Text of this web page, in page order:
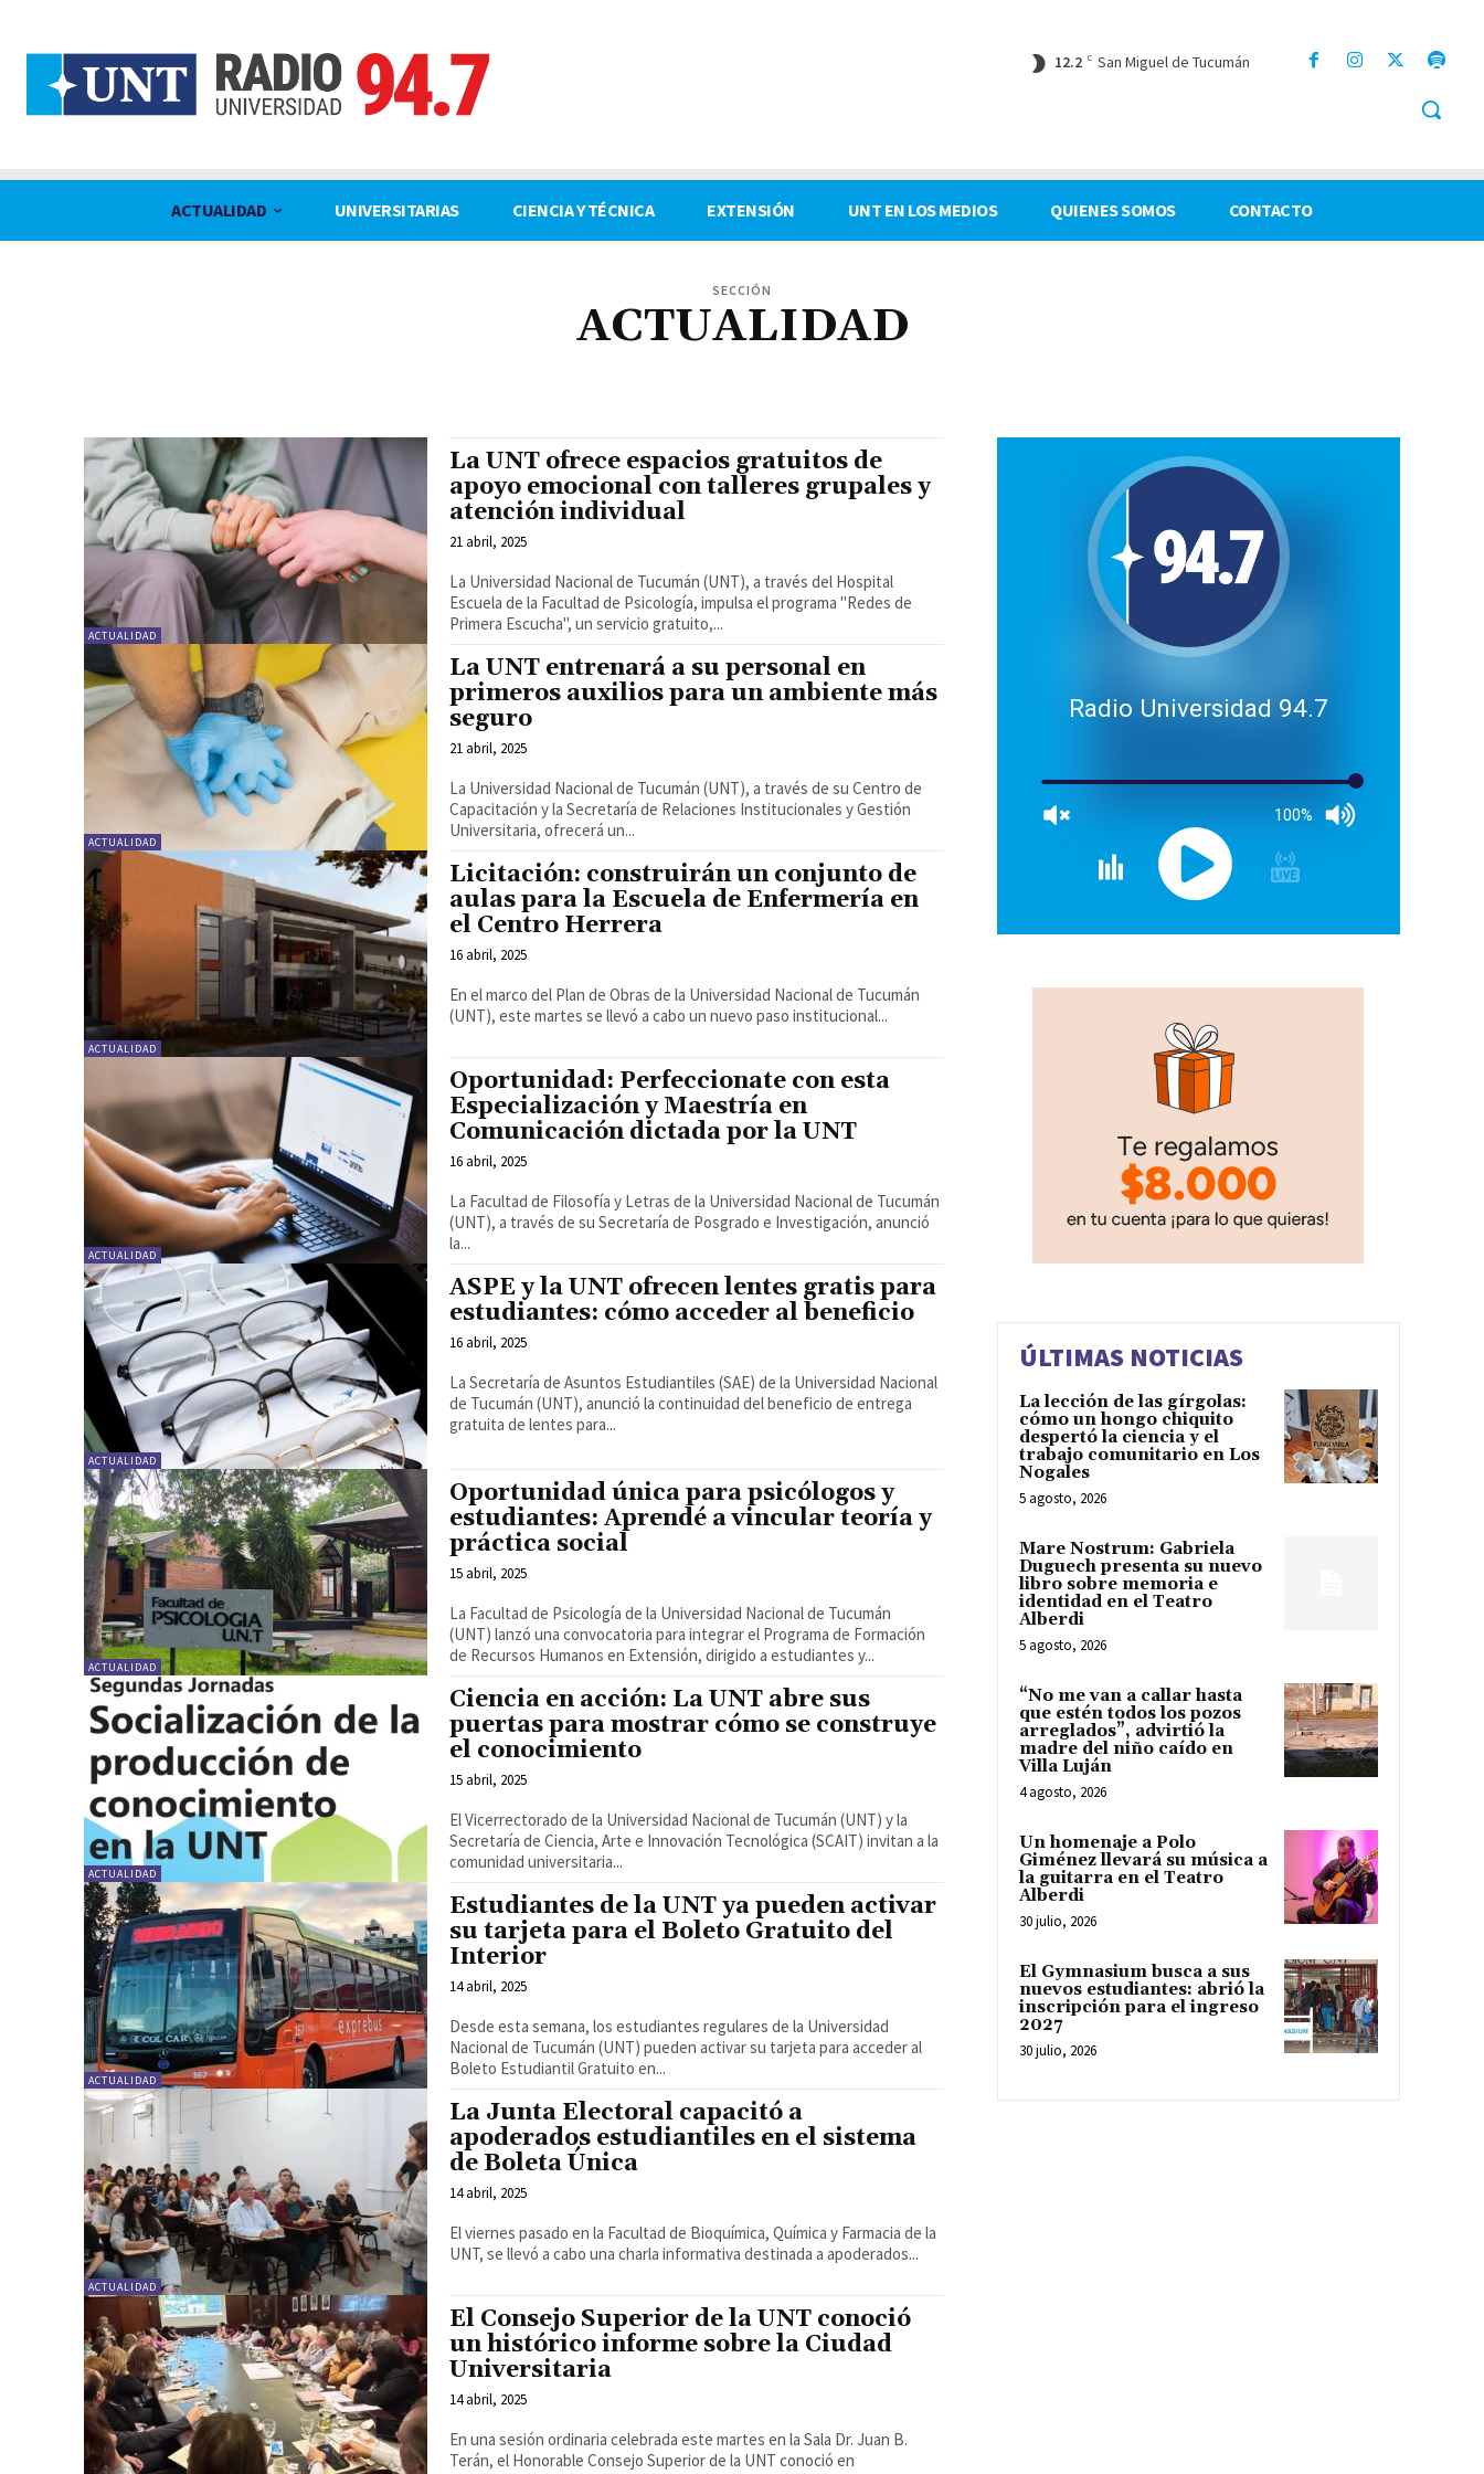
12.2 C San Miguel de Tucumán
ACTUALIDAD UNIVERSITARIAS CIENCIA Y TÉCNICA EXTENSIÓN UNT EN LOS MEDIOS QUIENES SOMOS CONTACTO
SECCIÓN
ACTUALIDAD
ACTUALIDAD
La UNT ofrece espacios gratuitos de
apoyo emocional con talleres grupales y
atención individual
21 abril, 2025
La Universidad Nacional de Tucumán (UNT), a través del Hospital
Escuela de la Facultad de Psicología, impulsa el programa "Redes de
Primera Escucha", un servicio gratuito,...
ACTUALIDAD
La UNT entrenará a su personal en
primeros auxilios para un ambiente más
seguro
21 abril, 2025
La Universidad Nacional de Tucumán (UNT), a través de su Centro de
Capacitación y la Secretaría de Relaciones Institucionales y Gestión
Universitaria, ofrecerá un...
ACTUALIDAD
Licitación: construirán un conjunto de
aulas para la Escuela de Enfermería en
el Centro Herrera
16 abril, 2025
En el marco del Plan de Obras de la Universidad Nacional de Tucumán
(UNT), este martes se llevó a cabo un nuevo paso institucional...
ACTUALIDAD
Oportunidad: Perfeccionate con esta
Especialización y Maestría en
Comunicación dictada por la UNT
16 abril, 2025
La Facultad de Filosofía y Letras de la Universidad Nacional de Tucumán
(UNT), a través de su Secretaría de Posgrado e Investigación, anunció
la...
ACTUALIDAD
ASPE y la UNT ofrecen lentes gratis para
estudiantes: cómo acceder al beneficio
16 abril, 2025
La Secretaría de Asuntos Estudiantiles (SAE) de la Universidad Nacional
de Tucumán (UNT), anunció la continuidad del beneficio de entrega
gratuita de lentes para...
ACTUALIDAD
Oportunidad única para psicólogos y
estudiantes: Aprendé a vincular teoría y
práctica social
15 abril, 2025
La Facultad de Psicología de la Universidad Nacional de Tucumán
(UNT) lanzó una convocatoria para integrar el Programa de Formación
de Recursos Humanos en Extensión, dirigido a estudiantes y...
ACTUALIDAD
Ciencia en acción: La UNT abre sus
puertas para mostrar cómo se construye
el conocimiento
15 abril, 2025
El Vicerrectorado de la Universidad Nacional de Tucumán (UNT) y la
Secretaría de Ciencia, Arte e Innovación Tecnológica (SCAIT) invitan a la
comunidad universitaria...
ACTUALIDAD
Estudiantes de la UNT ya pueden activar
su tarjeta para el Boleto Gratuito del
Interior
14 abril, 2025
Desde esta semana, los estudiantes regulares de la Universidad
Nacional de Tucumán (UNT) pueden activar su tarjeta para acceder al
Boleto Estudiantil Gratuito en...
ACTUALIDAD
La Junta Electoral capacitó a
apoderados estudiantiles en el sistema
de Boleta Única
14 abril, 2025
El viernes pasado en la Facultad de Bioquímica, Química y Farmacia de la
UNT, se llevó a cabo una charla informativa destinada a apoderados...
El Consejo Superior de la UNT conoció
un histórico informe sobre la Ciudad
Universitaria
14 abril, 2025
En una sesión ordinaria celebrada este martes en la Sala Dr. Juan B.
Terán, el Honorable Consejo Superior de la UNT conoció en
Radio Universidad 94.7
100%
ÚLTIMAS NOTICIAS
La lección de las gírgolas:
cómo un hongo chiquito
despertó la ciencia y el
trabajo comunitario en Los
Nogales
5 agosto, 2026
Mare Nostrum: Gabriela
Duguech presenta su nuevo
libro sobre memoria e
identidad en el Teatro
Alberdi
5 agosto, 2026
“No me van a callar hasta
que estén todos los pozos
arreglados”, advirtió la
madre del niño caído en
Villa Luján
4 agosto, 2026
Un homenaje a Polo
Giménez llevará su música a
la guitarra en el Teatro
Alberdi
30 julio, 2026
El Gymnasium busca a sus
nuevos estudiantes: abrió la
inscripción para el ingreso
2027
30 julio, 2026